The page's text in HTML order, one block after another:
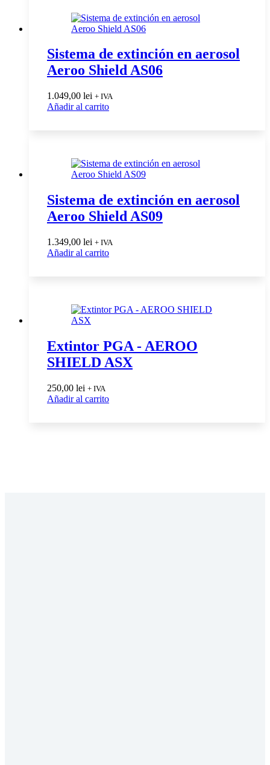
Sistema de extinción en aerosol
Aeroo Shield AS06
1.049,00 lei + IVA
Añadir al carrito
Sistema de extinción en aerosol
Aeroo Shield AS09
1.349,00 lei + IVA
Añadir al carrito
Extintor PGA - AEROO
SHIELD ASX
250,00 lei + IVA
Añadir al carrito